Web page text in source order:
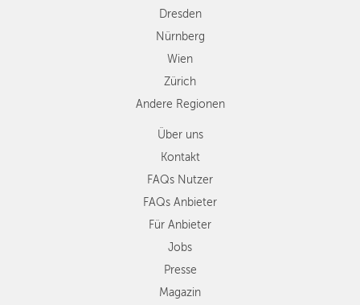
Dresden
Nürnberg
Wien
Zürich
Andere Regionen
Über uns
Kontakt
FAQs Nutzer
FAQs Anbieter
Für Anbieter
Jobs
Presse
Magazin